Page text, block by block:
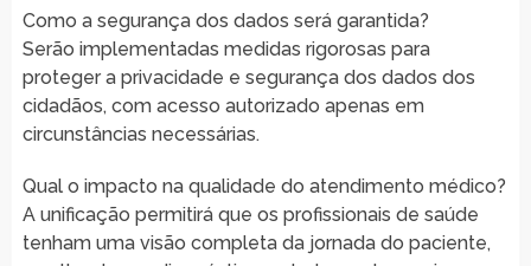
Como a segurança dos dados será garantida?
Serão implementadas medidas rigorosas para
proteger a privacidade e segurança dos dados dos
cidadãos, com acesso autorizado apenas em
circunstâncias necessárias.
Qual o impacto na qualidade do atendimento médico?
A unificação permitirá que os profissionais de saúde
tenham uma visão completa da jornada do paciente,